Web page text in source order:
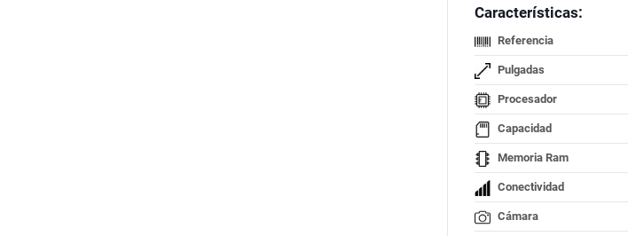
Características:
Referencia
Pulgadas
Procesador
Capacidad
Memoria Ram
Conectividad
Cámara